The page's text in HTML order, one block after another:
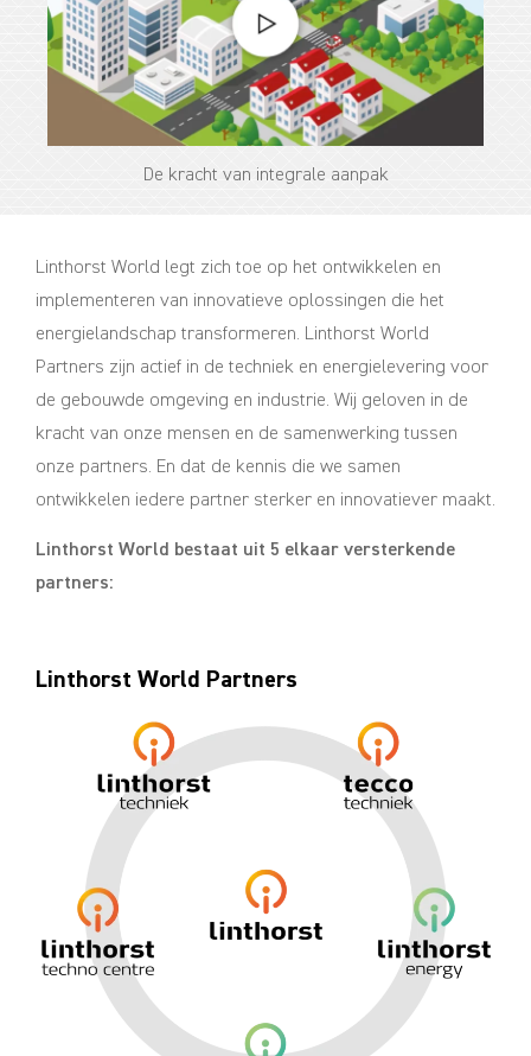
De kracht van integrale aanpak
Linthorst World Partners
Linthorst World legt zich toe op het ontwikkelen en
implementeren van innovatieve oplossingen die het
energielandschap transformeren. Linthorst World
Partners zijn actief in de techniek en energielevering voor
de gebouwde omgeving en industrie. Wij geloven in de
kracht van onze mensen en de samenwerking tussen
onze partners. En dat de kennis die we samen
ontwikkelen iedere partner sterker en innovatiever maakt.
Linthorst World bestaat uit 5 elkaar versterkende
partners: